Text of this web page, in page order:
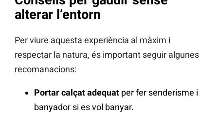
alterar l’entorn
Per viure aquesta experiència al màxim i
respectar la natura, és important seguir algunes
recomanacions:
Portar calçat adequat per fer senderisme i
banyador si es vol banyar.